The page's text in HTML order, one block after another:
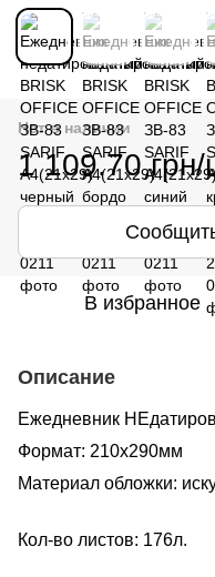
Нет в наличии
1 109.70 грн/
В избранное
Описание
Ежедневник
Формат: 210х290мм
Материал обложки:
Кол-во